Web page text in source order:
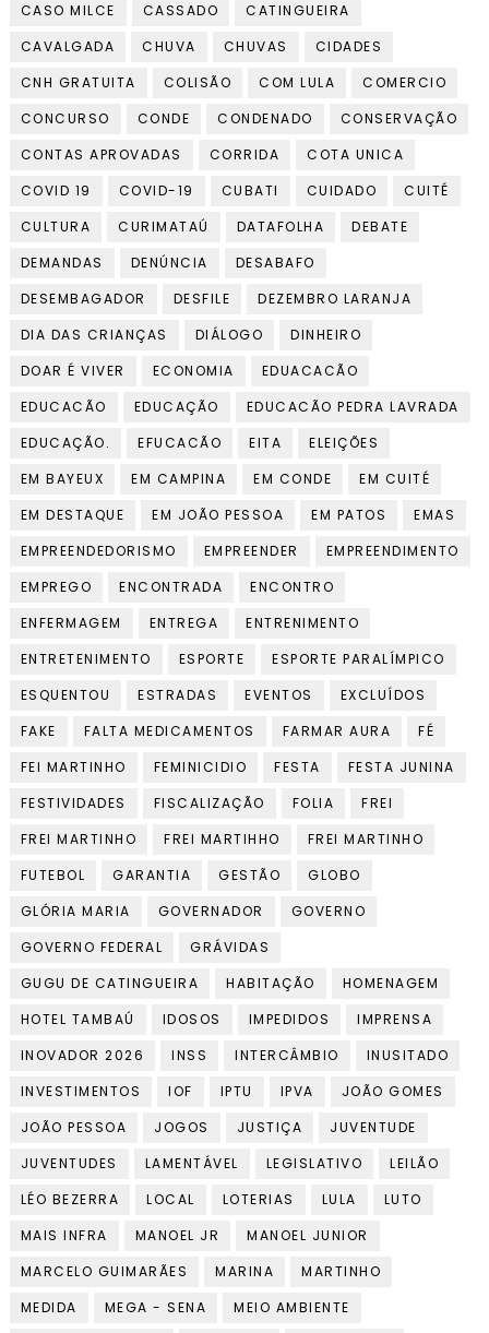
CASO MILCE
CASSADO
CATINGUEIRA
CAVALGADA
CHUVA CHUVAS
CIDADES
CNH GRATUITA
COLISÃO COM LULA
COMERCIO
CONCURSO
CONDE CONDENADO
CONSERVAÇÃO
CONTAS APROVADAS
CORRIDA
COTA UNICA
COVID 19
COVID-19 CUBATI CUIDADO
CUITÉ
CULTURA
CURIMATAÚ DATAFOLHA
DEBATE
DEMANDAS
DENÚNCIA
DESABAFO
DESEMBAGADOR
DESFILE
DEZEMBRO LARANJA
DIA DAS CRIANÇAS
DIÁLOGO
DINHEIRO
DOAR É VIVER
ECONOMIA
EDUACACÃO
EDUCACÃO
EDUCAÇÃO
EDUCACÃO PEDRA LAVRADA
EDUCAÇÃO.
EFUCACÃO EITA
ELEIÇÕES
EM BAYEUX
EM CAMPINA EM CONDE
EM CUITÉ
EM DESTAQUE
EM JOÃO PESSOA EM PATOS
EMAS
EMPREENDEDORISMO
EMPREENDER
EMPREENDIMENTO
EMPREGO
ENCONTRADA
ENCONTRO
ENFERMAGEM
ENTREGA
ENTRENIMENTO
ENTRETENIMENTO
ESPORTE
ESPORTE PARALÍMPICO
ESQUENTOU
ESTRADAS EVENTOS
EXCLUÍDOS
FAKE
FALTA MEDICAMENTOS FARMAR AURA
FÉ
FEI MARTINHO
FEMINICIDIO FESTA
FESTA JUNINA
FESTIVIDADES
FISCALIZAÇÃO FOLIA
FREI
FREI MARTINHO
FREI MARTIHHO
FREI MARTINHO
FUTEBOL
GARANTIA GESTÃO
GLOBO
GLÓRIA MARIA
GOVERNADOR
GOVERNO
GOVERNO FEDERAL
GRÁVIDAS
GUGU DE CATINGUEIRA
HABITAÇÃO
HOMENAGEM
HOTEL TAMBAÚ
IDOSOS IMPEDIDOS
IMPRENSA
INOVADOR 2026
INSS INTERCÂMBIO
INUSITADO
INVESTIMENTOS
IOF IPTU IPVA
JOÃO GOMES
JOÃO PESSOA
JOGOS JUSTIÇA
JUVENTUDE
JUVENTUDES
LAMENTÁVEL LEGISLATIVO
LEILÃO
LÉO BEZERRA
LOCAL LOTERIAS LULA
LUTO
MAIS INFRA
MANOEL JR
MANOEL JUNIOR
MARCELO GUIMARÃES
MARINA
MARTINHO
MEDIDA
MEGA - SENA
MEIO AMBIENTE